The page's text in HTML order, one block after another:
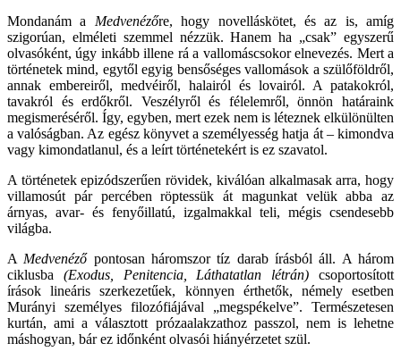
Mondanám a Medvenézőre, hogy novelláskötet, és az is, amíg
szigorúan, elméleti szemmel nézzük. Hanem ha „csak” egyszerű
olvasóként, úgy inkább illene rá a vallomáscsokor elnevezés. Mert a
történetek mind, egytől egyig bensőséges vallomások a szülőföldről,
annak embereiről, medvéiről, halairól és lovairól. A patakokról,
tavakról és erdőkről. Veszélyről és félelemről, önnön határaink
megismeréséről. Így, egyben, mert ezek nem is léteznek elkülönülten
a valóságban. Az egész könyvet a személyesség hatja át – kimondva
vagy kimondatlanul, és a leírt történetekért is ez szavatol.
A történetek epizódszerűen rövidek, kiválóan alkalmasak arra, hogy
villamosút pár percében röptessük át magunkat velük abba az
árnyas, avar- és fenyőillatú, izgalmakkal teli, mégis csendesebb
világba.
A Medvenézőpontosan háromszor tíz darab írásból áll. A három
ciklusba (Exodus, Penitencia, Láthatatlan létrán)csoportosított
írások lineáris szerkezetűek, könnyen érthetők, némely esetben
Murányi személyes filozófiájával „megspékelve”. Természetesen
kurtán, ami a választott prózaalakzathoz passzol, nem is lehetne
máshogyan, bár ez időnként olvasói hiányérzetet szül.